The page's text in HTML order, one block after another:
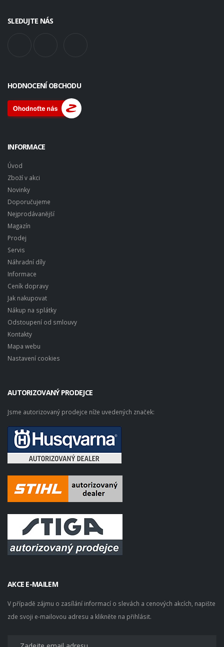
SLEDUJTE NÁS
HODNOCENÍ OBCHODU
INFORMACE
Úvod
Zboží v akci
Novinky
Doporučujeme
Nejprodávanější
Magazín
Prodej
Servis
Náhradní díly
Informace
Ceník dopravy
Jak nakupovat
Nákup na splátky
Odstoupení od smlouvy
Kontakty
Mapa webu
Nastavení cookies
AUTORIZOVANÝ PRODEJCE
Jsme autorizovaný prodejce níže uvedených značek:
AKCE E-MAILEM
V případě zájmu o zasílání informací o slevách a cenových akcích, napište
zde svoji e-mailovou adresu a klikněte na přihlásit.